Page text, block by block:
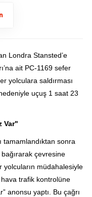
Londra Stansted’e
ait PC-1169 sefer
yolculara saldırması
uçuş 1 saat 23
Var"
tamamlandıktan sonra
çevresine
yolcuların müdahalesiyle
trafik kontrolüne
anonsu yaptı. Bu çağrı